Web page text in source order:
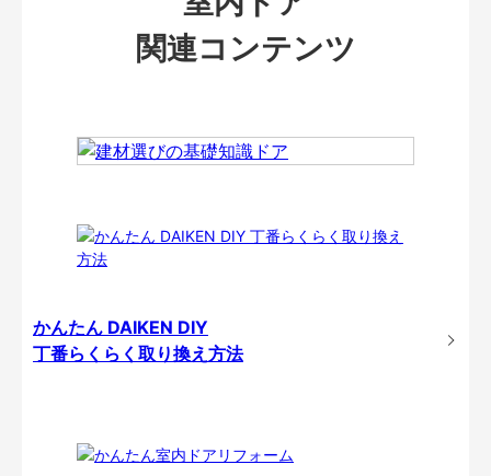
関連コンテンツ
かんたん DAIKEN DIY
丁番らくらく取り換え方法